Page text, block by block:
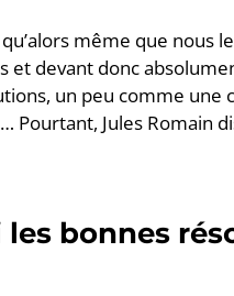
qu’alors même que
et devant donc
un peu comme une
Pourtant, Jules Romain
les bonnes